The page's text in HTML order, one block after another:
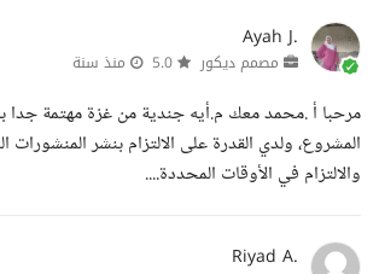
Ayah J.
مصمم ديكور منذ سنة
مرحبا أ .محمد معك م.أيه جندية من غزة مهتمة جدا
المشروع، ولدي القدرة على الالتزام بنشر المنشورات
والالتزام في الأوقات المحددة....
Riyad A.